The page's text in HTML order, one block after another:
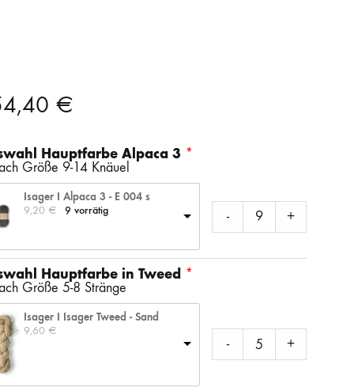
SOCKENWOLLE
€
Hauptfarbe Alpaca 3
Größe 9-14 Knäuel
Isager I Alpaca 3 - E 004 s
9,20 € 9 vorrätig - +
Hauptfarbe in Tweed
Größe 5-8 Stränge
Isager I Isager Tweed - Sand
9,60 €
- +